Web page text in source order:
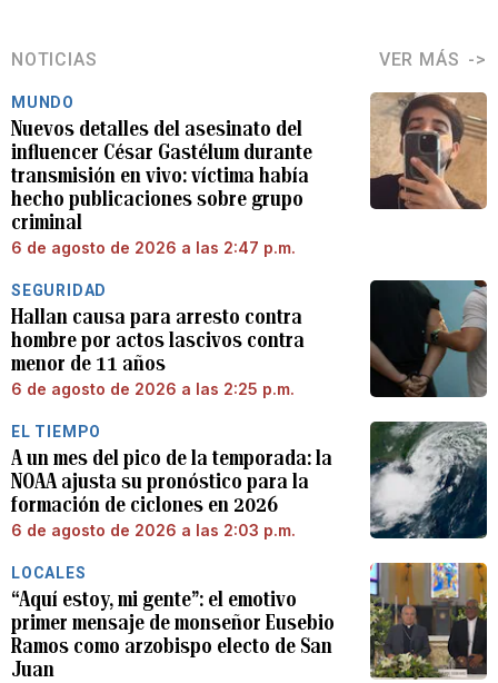
NOTICIAS VER MÁS
MUNDO
Nuevos detalles del asesinato del
influencer César Gastélum durante
transmisión en vivo: víctima había
hecho publicaciones sobre grupo
criminal
6 de agosto de 2026 a las 2:47 p.m.
SEGURIDAD
Hallan causa para arresto contra
hombre por actos lascivos contra
menor de 11 años
6 de agosto de 2026 a las 2:25 p.m.
EL TIEMPO
A un mes del pico de la temporada: la
NOAA ajusta su pronóstico para la
formación de ciclones en 2026
6 de agosto de 2026 a las 2:03 p.m.
LOCALES
“Aquí estoy, mi gente”: el emotivo
primer mensaje de monseñor Eusebio
Ramos como arzobispo electo de San
Juan